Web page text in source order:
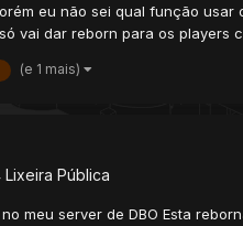
eu não sei qual função
vai dar reborn para os players
(e 1 mais)
Lixeira Pública
meu server de DBO Esta